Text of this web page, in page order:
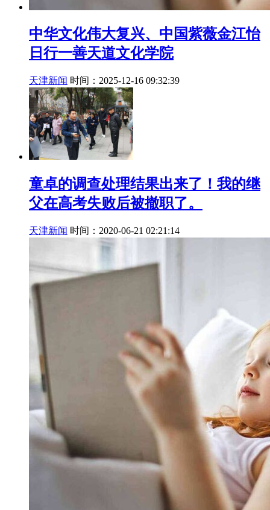
中华文化伟大复兴、中国紫薇金江怡
日行一善天道文化学院
天津新闻 时间：2025-12-16 09:32:39
童卓的调查处理结果出来了！我的继
父在高考失败后被撤职了。
天津新闻 时间：2020-06-21 02:21:14